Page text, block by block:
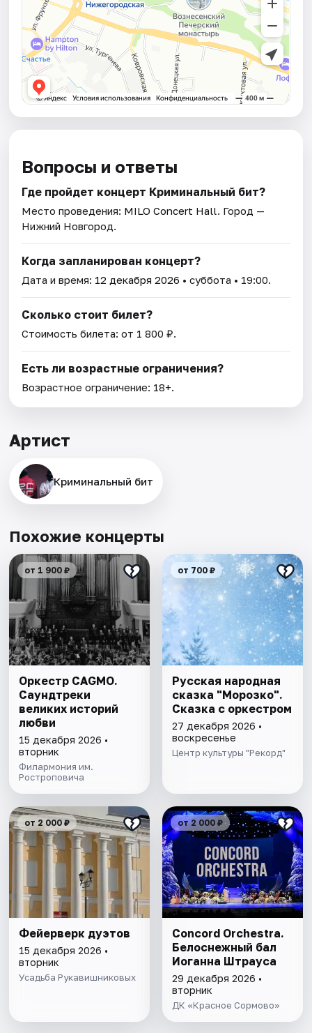
Вопросы и ответы
Где пройдет концерт Криминальный бит?
Место проведения: MILO Concert Hall. Город —
Нижний Новгород.
Когда запланирован концерт?
Дата и время: 12 декабря 2026 • суббота • 19:00.
Сколько стоит билет?
Стоимость билета: от 1 800 ₽.
Есть ли возрастные ограничения?
Возрастное ограничение: 18+.
Артист
Криминальный бит
Похожие концерты
от 1 900 ₽
Оркестр CAGMO.
Саундтреки
великих историй
любви
15 декабря 2026 •
вторник
Филармония им.
Ростроповича
от 700 ₽
Русская народная
сказка "Морозко".
Сказка с оркестром
27 декабря 2026 •
воскресенье
Центр культуры "Рекорд"
от 2 000 ₽
Фейерверк дуэтов
15 декабря 2026 •
вторник
Усадьба Рукавишниковых
от 2 000 ₽
Concord Orchestra.
Белоснежный бал
Иоганна Штрауса
29 декабря 2026 •
вторник
ДК «Красное Сормово»